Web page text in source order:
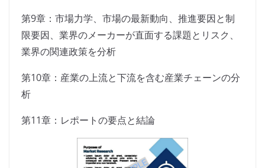
第9章：市場力学、市場の最新動向、推進要因と制
限要因、業界のメーカーが直面する課題とリスク、
業界の関連政策を分析
第10章：産業の上流と下流を含む産業チェーンの分
析
第11章：レポートの要点と結論